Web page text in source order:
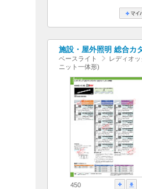
施設・屋外照明 総合カ
ベースライト
レディオ
ニット一体形)
450